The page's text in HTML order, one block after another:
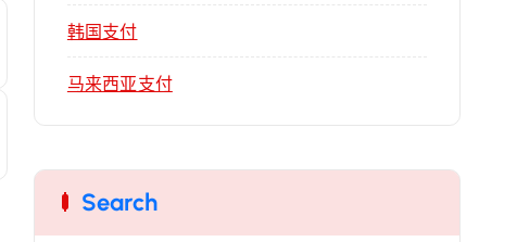
韩国支付
马来西亚支付
Search